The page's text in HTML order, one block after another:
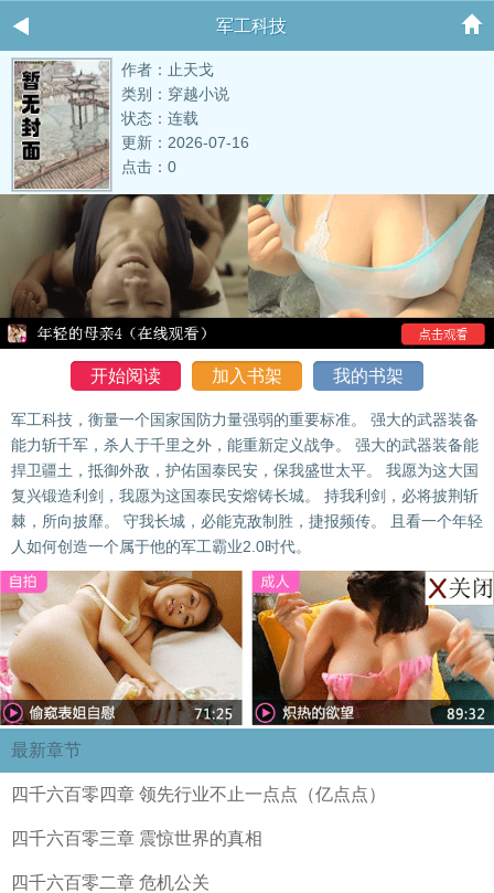
军工科技
作者：止天戈
类别：穿越小说
状态：连载
更新：2026-07-16
点击：0
开始阅读 加入书架 我的书架
军工科技，衡量一个国家国防力量强弱的重要标准。 强大的武器装备
能力斩千军，杀人于千里之外，能重新定义战争。 强大的武器装备能
捍卫疆土，抵御外敌，护佑国泰民安，保我盛世太平。 我愿为这大国
复兴锻造利剑，我愿为这国泰民安熔铸长城。 持我利剑，必将披荆斩
棘，所向披靡。 守我长城，必能克敌制胜，捷报频传。 且看一个年轻
人如何创造一个属于他的军工霸业2.0时代。
最新章节
四千六百零四章 领先行业不止一点点（亿点点）
四千六百零三章 震惊世界的真相
四千六百零二章 危机公关